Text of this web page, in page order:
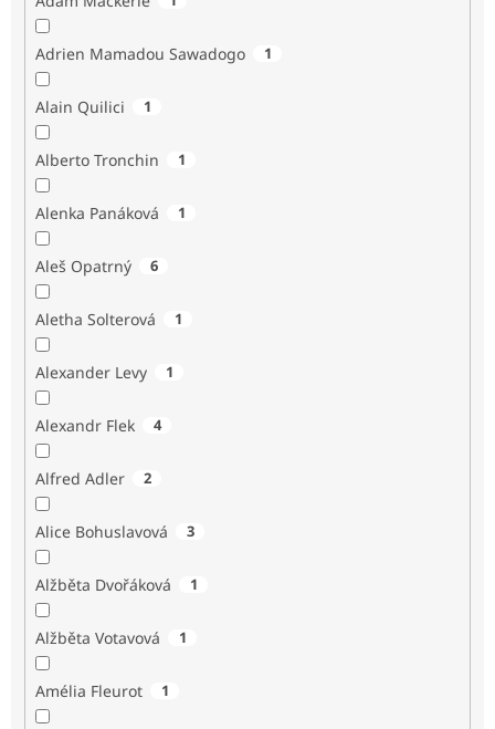
Adrien Mamadou Sawadogo 1
Alain Quilici 1
Alberto Tronchin 1
Alenka Panáková 1
Aleš Opatrný 6
Aletha Solterová 1
Alexander Levy 1
Alexandr Flek 4
Alfred Adler 2
Alice Bohuslavová 3
Alžběta Dvořáková 1
Alžběta Votavová 1
Amélia Fleurot 1